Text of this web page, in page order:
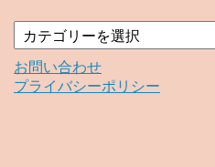
テ
ゴ
リ
お問い合わせ
プライバシーポリシー